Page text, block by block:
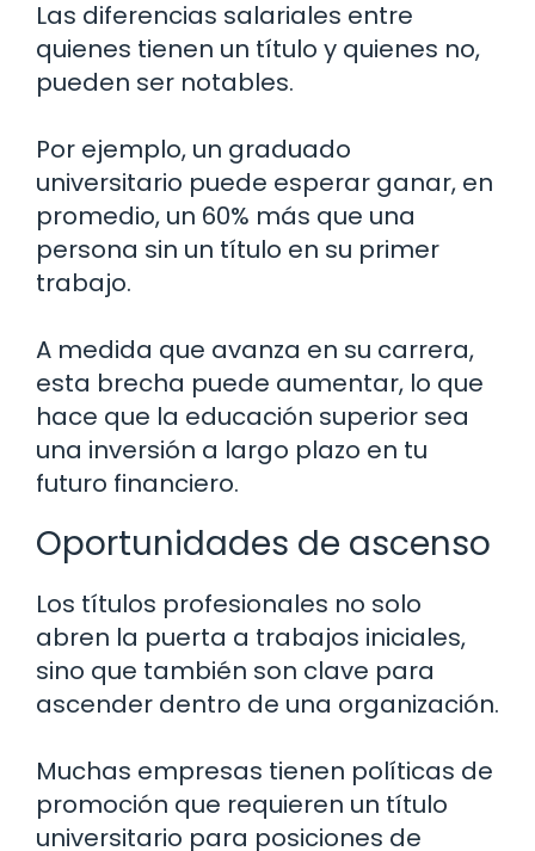
Las diferencias salariales entre
quienes tienen un título y quienes no,
pueden ser notables.
Por ejemplo, un graduado
universitario puede esperar ganar, en
promedio, un 60% más que una
persona sin un título en su primer
trabajo.
A medida que avanza en su carrera,
esta brecha puede aumentar, lo que
hace que la educación superior sea
una inversión a largo plazo en tu
futuro financiero.
Oportunidades de ascenso
Los títulos profesionales no solo
abren la puerta a trabajos iniciales,
sino que también son clave para
ascender dentro de una organización.
Muchas empresas tienen políticas de
promoción que requieren un título
universitario para posiciones de